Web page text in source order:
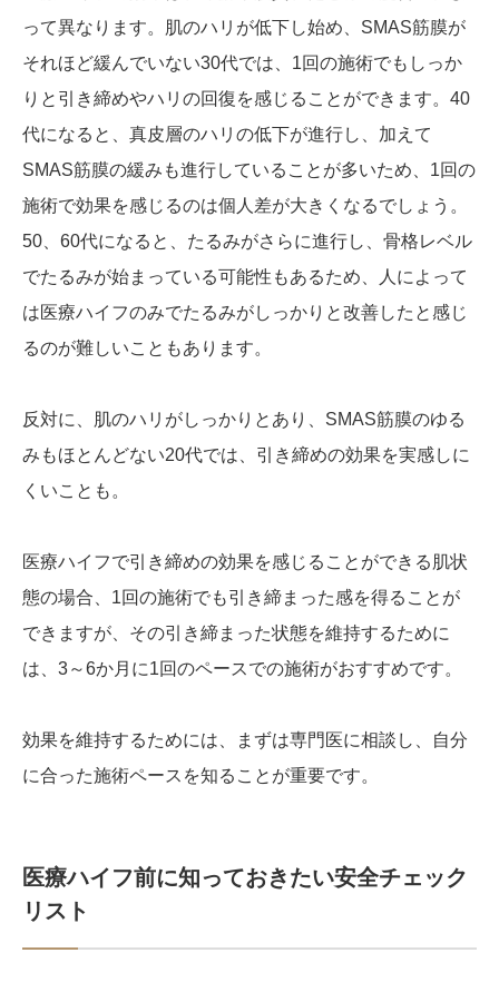
って異なります。肌のハリが低下し始め、SMAS筋膜が
それほど緩んでいない30代では、1回の施術でもしっか
りと引き締めやハリの回復を感じることができます。40
代になると、真皮層のハリの低下が進行し、加えて
SMAS筋膜の緩みも進行していることが多いため、1回の
施術で効果を感じるのは個人差が大きくなるでしょう。
50、60代になると、たるみがさらに進行し、骨格レベル
でたるみが始まっている可能性もあるため、人によって
は医療ハイフのみでたるみがしっかりと改善したと感じ
るのが難しいこともあります。
反対に、肌のハリがしっかりとあり、SMAS筋膜のゆる
みもほとんどない20代では、引き締めの効果を実感しに
くいことも。
医療ハイフで引き締めの効果を感じることができる肌状
態の場合、1回の施術でも引き締まった感を得ることが
できますが、その引き締まった状態を維持するために
は、3～6か月に1回のペースでの施術がおすすめです。
効果を維持するためには、まずは専門医に相談し、自分
に合った施術ペースを知ることが重要です。
医療ハイフ前に知っておきたい安全チェック
リスト